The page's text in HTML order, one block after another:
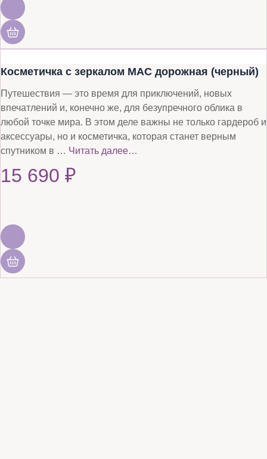
Косметичка с зеркалом MAC дорожная (черный)
Путешествия — это время для приключений, новых
впечатлений и, конечно же, для безупречного облика в
любой точке мира. В этом деле важны не только гардероб и
аксессуары, но и косметичка, которая станет верным
спутником в … Читать далее…
15 690 ₽